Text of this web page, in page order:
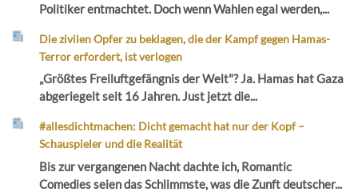
Politiker entmachtet. Doch wenn Wahlen egal werden,...
Die zivilen Opfer zu beklagen, die der Kampf gegen Hamas-
Terror erfordert, ist verlogen
„Größtes Freiluftgefängnis der Welt"? Ja. Hamas hat Gaza
abgeriegelt seit 16 Jahren. Just jetzt die...
#allesdichtmachen: Dicht gemacht hat nur der Kopf –
Schauspieler und die Realität
Bis zur vergangenen Nacht dachte ich, Romantic
Comedies seien das Schlimmste, was die Zunft deutscher...